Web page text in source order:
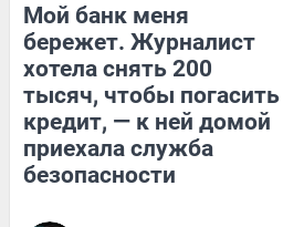
Мой банк меня
бережет. Журналист
хотела снять 200
тысяч, чтобы погасить
кредит, — к ней домой
приехала служба
безопасности